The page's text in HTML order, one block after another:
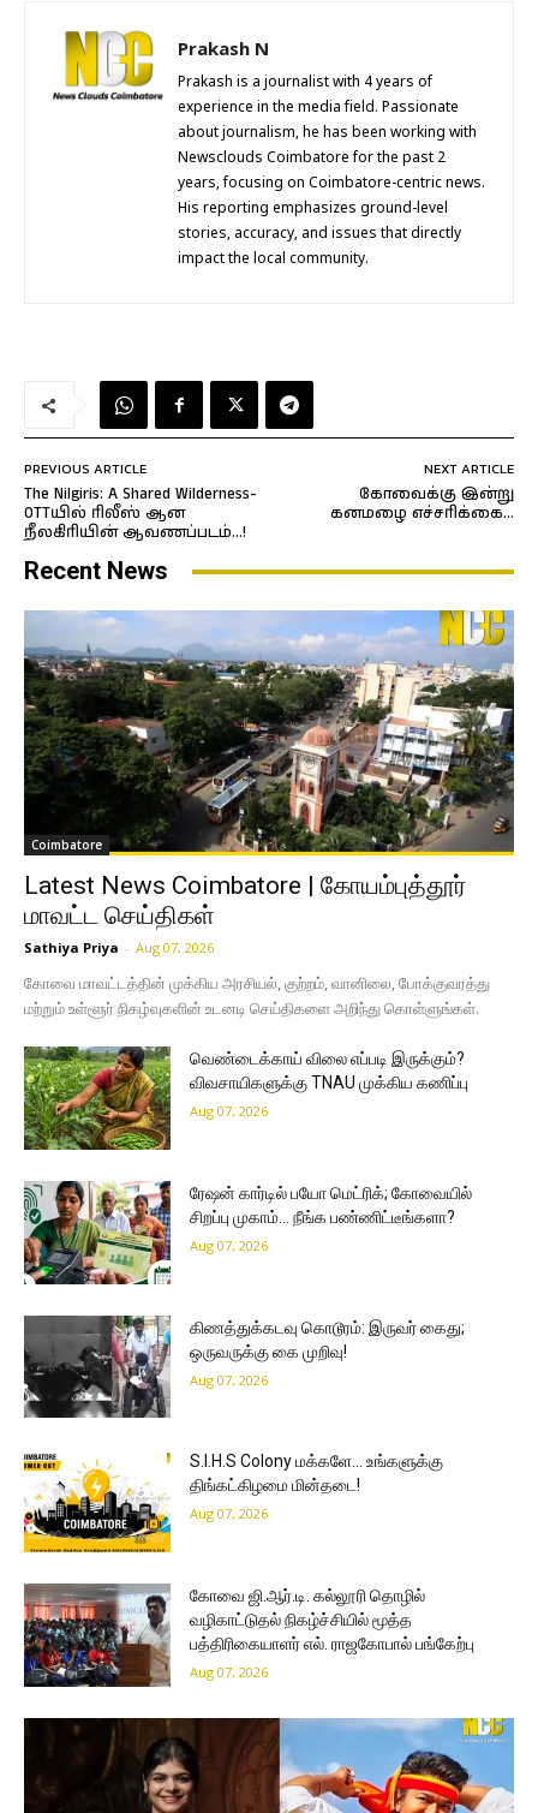
Prakash N
Prakash is a journalist with 4 years of
experience in the media field. Passionate
about journalism, he has been working with
Newsclouds Coimbatore for the past 2
years, focusing on Coimbatore-centric news.
His reporting emphasizes ground-level
stories, accuracy, and issues that directly
impact the local community.
PREVIOUS ARTICLE
The Nilgiris: A Shared Wilderness-
OTTயில் ரிலீஸ் ஆன
நீலகிரியின் ஆவணப்படம்…!
NEXT ARTICLE
கோவைக்கு இன்று
கனமழை எச்சரிக்கை…
Recent News
Coimbatore
Latest News Coimbatore | கோயம்புத்தூர்
மாவட்ட செய்திகள்
Sathiya Priya - Aug 07, 2026
கோவை மாவட்டத்தின் முக்கிய அரசியல், குற்றம், வானிலை, போக்குவரத்து
மற்றும் உள்ளூர் நிகழ்வுகளின் உடனடி செய்திகளை அறிந்து கொள்ளுங்கள்.
வெண்டைக்காய் விலை எப்படி இருக்கும்?
விவசாயிகளுக்கு TNAU முக்கிய கணிப்பு
Aug 07, 2026
ரேஷன் கார்டில் பயோ மெட்ரிக்; கோவையில்
சிறப்பு முகாம்… நீங்க பண்ணிட்டீங்களா?
Aug 07, 2026
கிணத்துக்கடவு கொடூரம்: இருவர் கைது;
ஒருவருக்கு கை முறிவு!
Aug 07, 2026
S.I.H.S Colony மக்களே… உங்களுக்கு
திங்கட்கிழமை மின்தடை!
Aug 07, 2026
கோவை ஜி.ஆர்.டி. கல்லூரி தொழில்
வழிகாட்டுதல் நிகழ்ச்சியில் மூத்த
பத்திரிகையாளர் எல். ராஜகோபால் பங்கேற்பு
Aug 07, 2026